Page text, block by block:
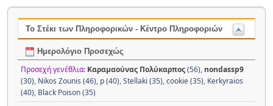
Το Στέκι των Πληροφορικών - Κέντρο Πληροφοριών
Ημερολόγιο Προσεχώς
Προσεχή γενέθλια: Καραμαούνας Πολύκαρπος(56), nondassp9
(30), Nikos Zounis (46), p (40),Stellaki (35),cookie (35), Kerkyraios
(40), Black Poison (35)